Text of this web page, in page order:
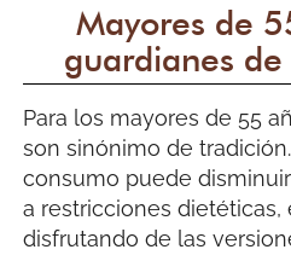
Mayores de
guardianes
Para los mayores de 55
son sinónimo de
consumo puede
a restricciones dietéticas,
disfrutando de las